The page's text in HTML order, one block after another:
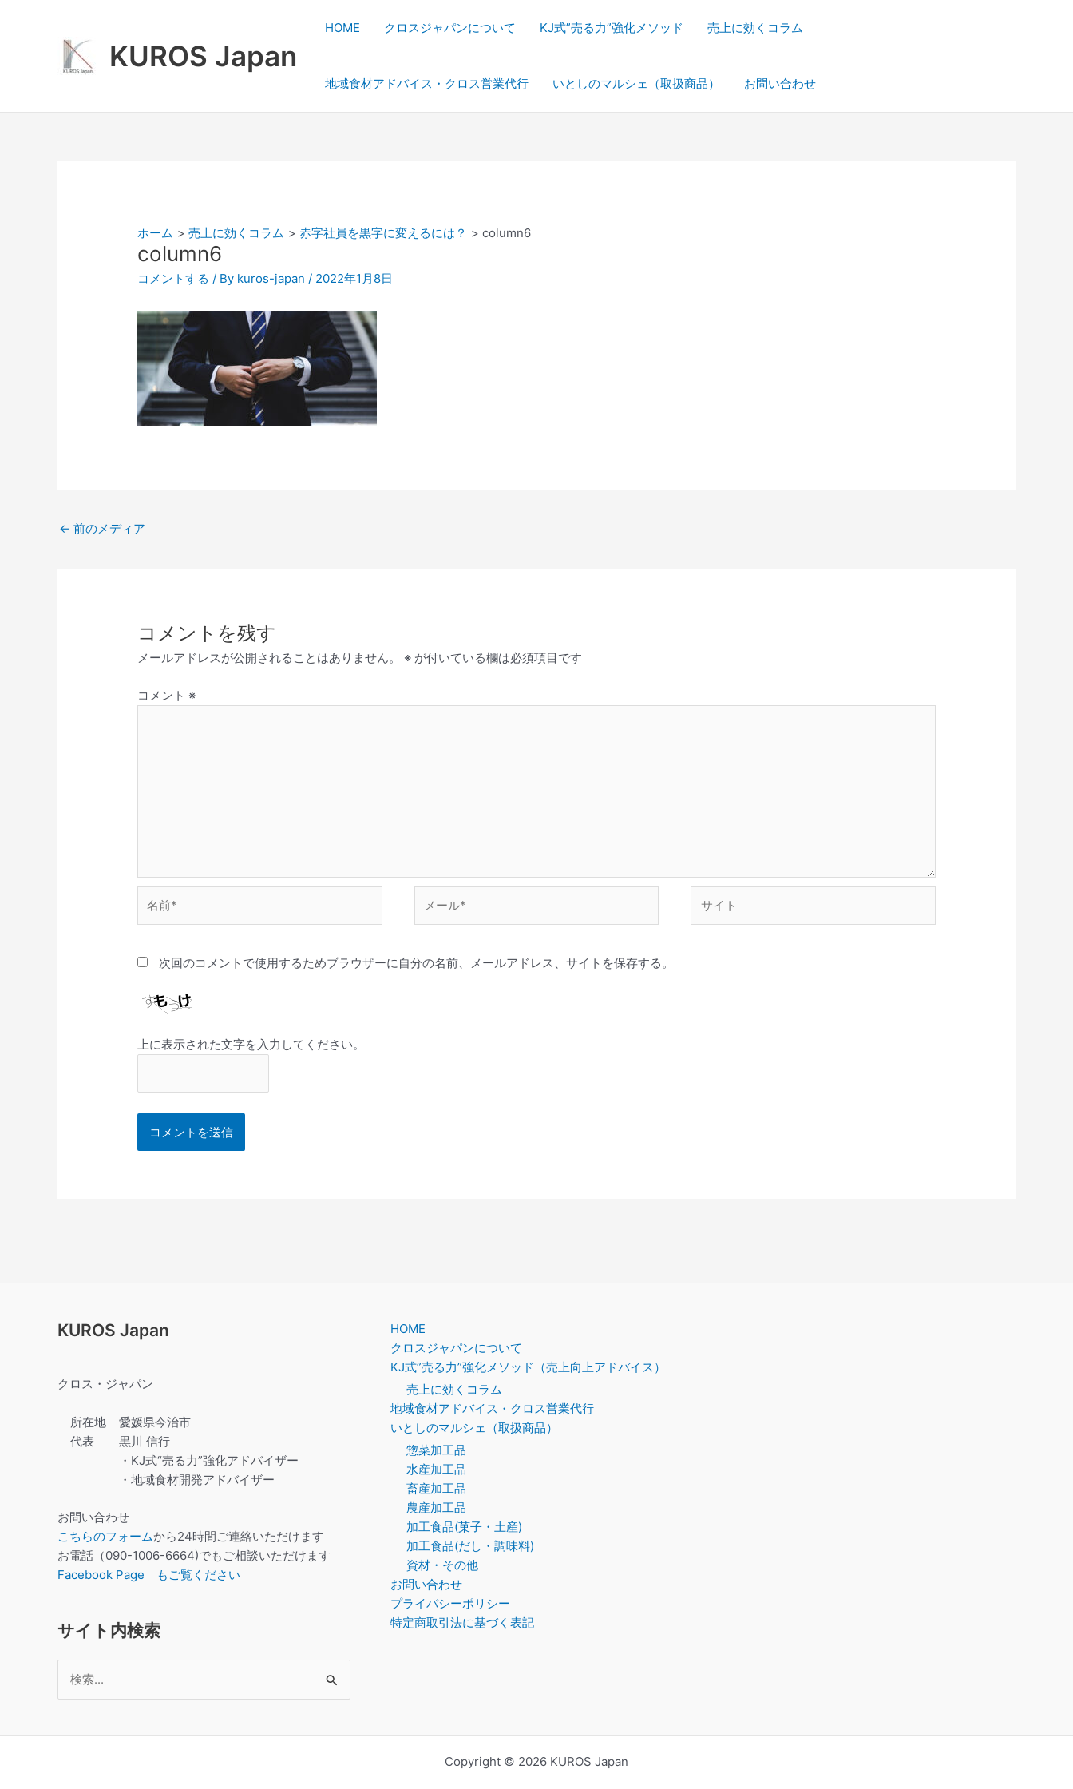
KUROS Japan
HOME クロスジャパンについて KJ式”売る力”強化メソッド 売上に効くコラム
地域食材アドバイス・クロス営業代行 いとしのマルシェ（取扱商品） お問い合わせ
ホーム 売上に効くコラム 赤字社員を黒字に変えるには？ column6
column6
コメントする / By kuros-japan/ 2022年1月8日
← 前のメディア
コメントを残す
メールアドレスが公開されることはありません。 ※ が付いている欄は必須項目です
コメント ※
前
ー
次回のコメントで使用するためブラウザーに自分の名前、メールアドレス、サイトを保存する。
上に表示された文字を入力してください。
KUROS Japan
クロス・ジャパン
所在地
代表
愛媛県今治市
黒川 信行
・KJ式“売る力”強化アドバイザー
・地域食材開発アドバイザー
お問い合わせ
こちらのフォームから24時間ご連絡いただけます
お電話（090-1006-6664)でもご相談いただけます
Facebook Page もご覧ください
サイト内検索
索
象:
HOME
クロスジャパンについて
KJ式”売る力”強化メソッド（売上向上アドバイス）
売上に効くコラム
地域食材アドバイス・クロス営業代行
いとしのマルシェ（取扱商品）
惣菜加工品
水産加工品
畜産加工品
農産加工品
加工食品(菓子・土産)
加工食品(だし・調味料)
資材・その他
お問い合わせ
プライバシーポリシー
特定商取引法に基づく表記
Copyright © 2026 KUROS Japan